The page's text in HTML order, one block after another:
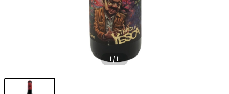
1/1